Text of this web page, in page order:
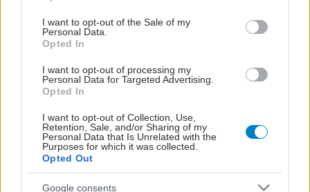
use your data for below specified purposes in below Google
consent section.
I want to opt-out of the Sale of my
Personal Data.
Opted In
I want to opt-out of processing my
Personal Data for Targeted Advertising.
Opted In
I want to opt-out of Collection, Use,
Retention, Sale, and/or Sharing of my
Personal Data that Is Unrelated with the
Purposes for which it was collected.
Opted Out
Google consents
πολλαπλό μυέλωμα -
Μάρτιος, μήνας
ΔΕΙΤΕ ΕΠΙΣΗΣ